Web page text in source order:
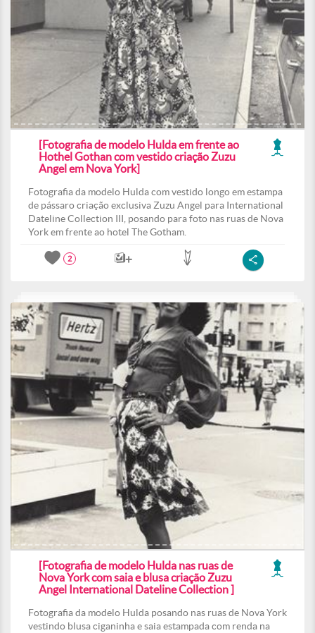
[Fotografia de modelo Hulda em frente ao
Hothel Gothan com vestido criação Zuzu
Angel em Nova York]
Fotografia da modelo Hulda com vestido longo em estampa
de pássaro criação exclusiva Zuzu Angel para International
Dateline Collection III, posando para foto nas ruas de Nova
York em frente ao hotel The Gotham.
2
[Fotografia de modelo Hulda nas ruas de
Nova York com saia e blusa criação Zuzu
Angel International Dateline Collection ]
Fotografia da modelo Hulda posando nas ruas de Nova York
vestindo blusa ciganinha e saia estampada com renda na